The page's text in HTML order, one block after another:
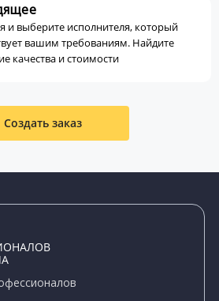
и выберите исполнителя, который
вашим требованиям. Найдите
качества и стоимости
Создать заказ